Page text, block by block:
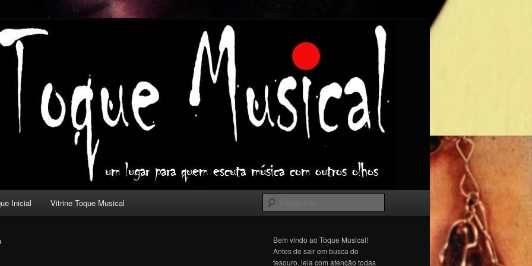
com outros olhos.
Inicial Vitrine Toque Musical
Bem vindo ao Toque Musical!
Antes de sair em busca do
tesouro, leia com atenção todas